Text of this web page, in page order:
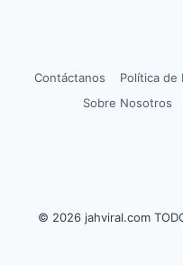
Contáctanos Política de
Sobre Nosotros
© 2026 jahviral.com